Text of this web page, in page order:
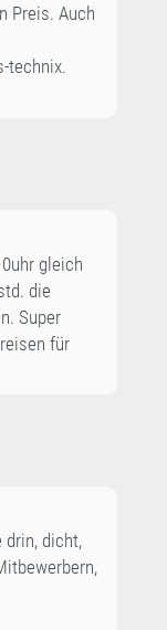
Preis. Auch
technix.
gleich
die
Super
für
drin, dicht,